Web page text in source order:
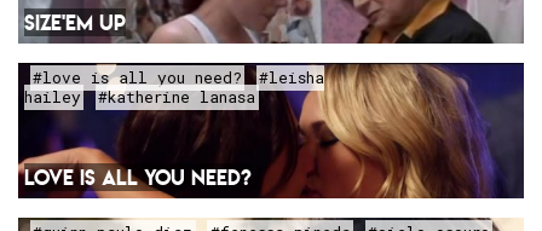
SIZE'EM UP
#love is all you need?
#leisha
hailey
#katherine lanasa
LOVE IS ALL YOU NEED?